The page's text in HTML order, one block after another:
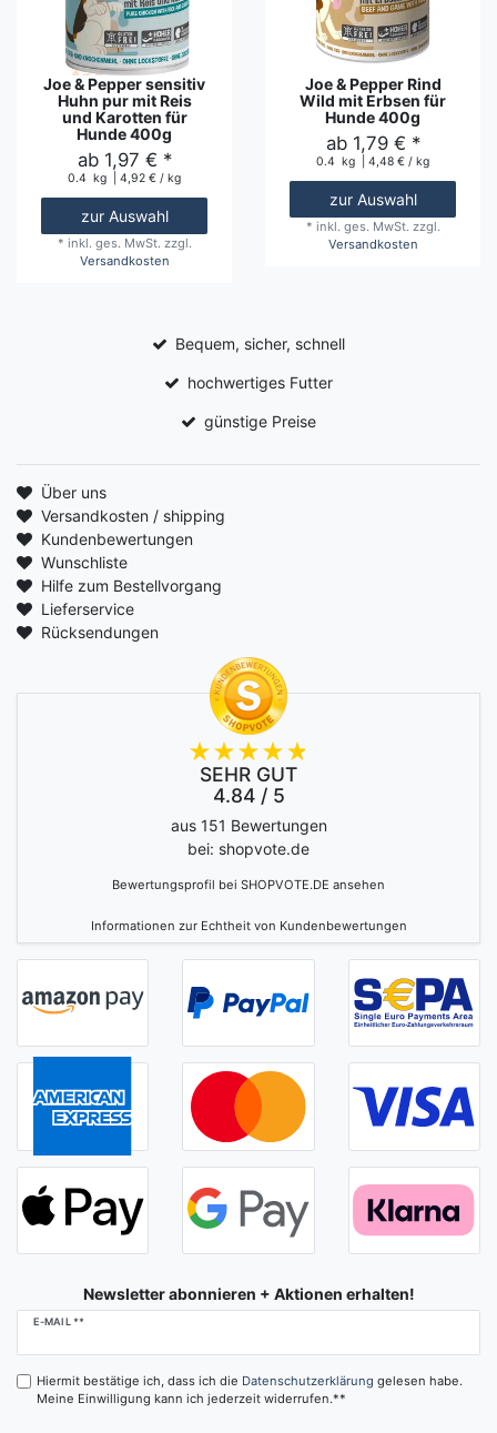
Joe & Pepper sensitiv
Huhn pur mit Reis
und Karotten für
Hunde 400g
ab 1,97 € *
0.4 kg | 4,92 € / kg
zur Auswahl
* inkl. ges. MwSt. zzgl.
Versandkosten
Joe & Pepper Rind
Wild mit Erbsen für
Hunde 400g
ab 1,79 € *
0.4 kg | 4,48 € / kg
zur Auswahl
* inkl. ges. MwSt. zzgl.
Versandkosten
Bequem, sicher, schnell
hochwertiges Futter
günstige Preise
Über uns
Versandkosten / shipping
Kundenbewertungen
Wunschliste
Hilfe zum Bestellvorgang
Lieferservice
Rücksendungen
SEHR GUT
4.84 / 5
aus 151 Bewertungen
bei: shopvote.de
Bewertungsprofil bei SHOPVOTE.DE ansehen
Informationen zur Echtheit von Kundenbewertungen
Newsletter abonnieren + Aktionen erhalten!
E-MAIL **
Newsletter
Hiermit bestätige ich, dass ich die Daten­schutz­erklärung gelesen habe.
Meine Einwilligung kann ich jederzeit widerrufen.**